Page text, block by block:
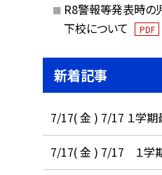
R8警報等発表時の
下校について
PDF
新着記事
7/17( 金 ) 7/17 １学期
7/17( 金 ) 7/17 １学